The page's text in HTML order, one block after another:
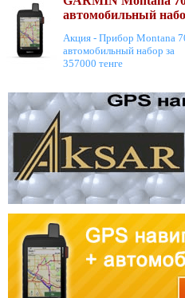
автомобильный
Акция - Прибор Montana
автомобильный набор за
357000 тенге